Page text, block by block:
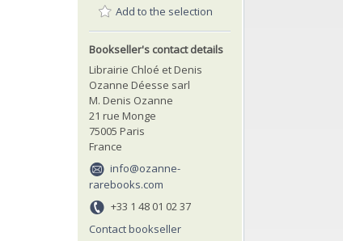
Add to the selection
Bookseller's contact details
Librairie Chloé et Denis
Ozanne Déesse sarl
M. Denis Ozanne
21 rue Monge
75005 Paris
France
info@ozanne-
rarebooks.com
+33 1 48 01 02 37
Contact bookseller